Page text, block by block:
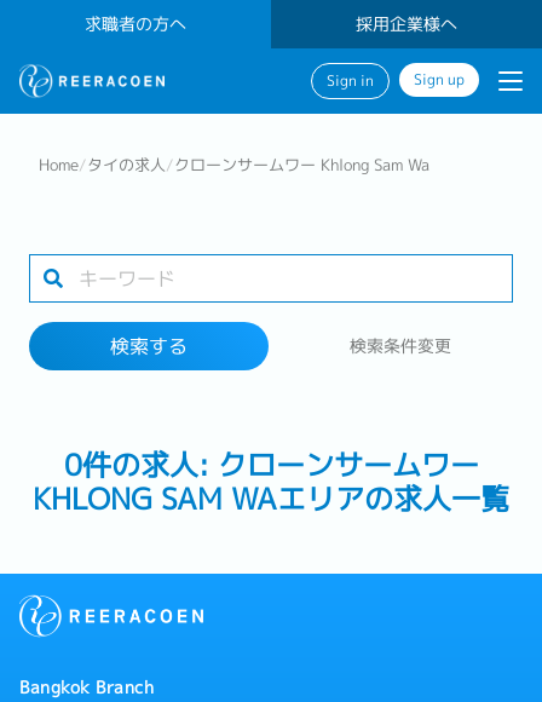
求職者の方へ 採用企業様へ
Sign in Sign up
業界
1 selected
Home/タイの求人/クローンサームワー Khlong Sam Wa
検索する 検索条件変更
0件の求人: クローンサームワー
KHLONG SAM WAエリアの求人一覧
Bangkok Branch